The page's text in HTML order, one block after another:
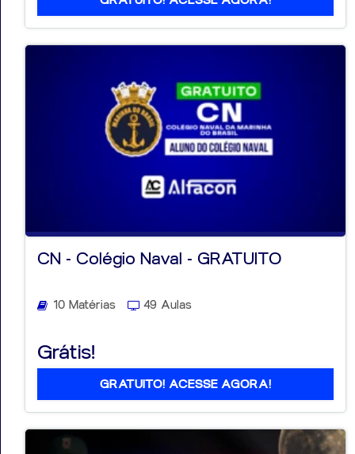
CN - Colégio Naval - GRATUITO
10 Matérias 49 Aulas
Grátis!
GRATUITO! ACESSE AGORA!